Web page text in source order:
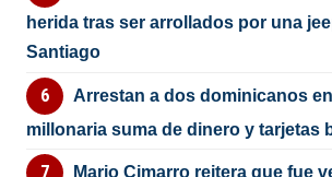
herida tras ser arrollados por una
Santiago
Arrestan a dos dominicanos
millonaria suma de dinero y tarjetas
Mario Cimarro reitera que fue